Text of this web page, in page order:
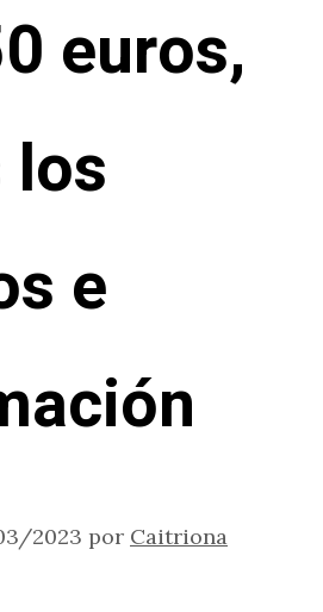
euros,
e
2023 por Caitriona